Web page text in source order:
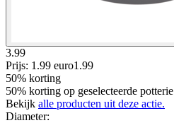
3.99
Prijs: 1.99 euro1 .99
50% korting
50% korting op geselecteerde potterie
Bekijk alle producten uit deze actie.
Diameter: